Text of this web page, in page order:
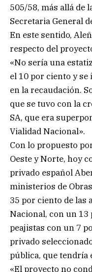
505/58, más allá de
Secretaria General
En este sentido,
respecto del
«No sería una
el 10 por ciento y
en la recaudación.
que se tuvo con la
SA, que era
Vialidad Nacional».
Con lo propuesto
Oeste y Norte, hoy
privado español
ministerios de
35 por ciento de las
Nacional, con un 13
peajistas con un 7
privado
pública, que tendría
«El proyecto no